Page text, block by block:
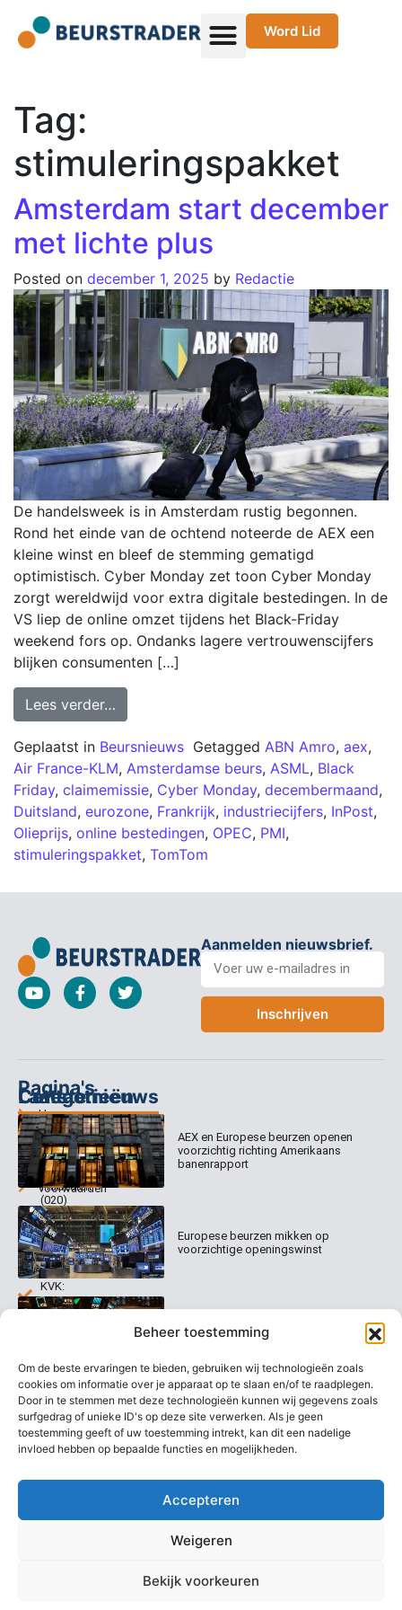
Beheer toestemming
Om de beste ervaringen te bieden, gebruiken wij technologieën zoals
cookies om informatie over je apparaat op te slaan en/of te raadplegen.
Door in te stemmen met deze technologieën kunnen wij gegevens zoals
surfgedrag of unieke ID's op deze site verwerken. Als je geen
toestemming geeft of uw toestemming intrekt, kan dit een nadelige
invloed hebben op bepaalde functies en mogelijkheden.
Accepteren
Weigeren
Bekijk voorkeuren
Word Lid
Tag:
stimuleringspakket
Amsterdam start december
met lichte plus
Posted on december 1, 2025 by Redactie
De handelsweek is in Amsterdam rustig begonnen.
Rond het einde van de ochtend noteerde de AEX een
kleine winst en bleef de stemming gematigd
optimistisch. Cyber Monday zet toon Cyber Monday
zorgt wereldwijd voor extra digitale bestedingen. In de
VS liep de online omzet tijdens het Black-Friday
weekend fors op. Ondanks lagere vertrouwenscijfers
blijken consumenten […]
Lees verder…
Geplaatst in Beursnieuws Getagged ABN Amro, aex,
Air France-KLM, Amsterdamse beurs, ASML, Black
Friday, claimemissie, Cyber Monday, decembermaand,
Duitsland, eurozone, Frankrijk, industriecijfers, InPost,
Olieprijs, online bestedingen, OPEC, PMI,
stimuleringspakket, TomTom
Aanmelden nieuwsbrief.
Inschrijven
Pagina's
Home
Abonnementen
Dagcommentaar
Tradealert
Organisatie
Contact
Categorieën
Columns
Dagcommentaar
Algemene
voorwaarden
Disclaimer
Welk
abonnement
kiezen
Contact
Keizersgracht
520
1017 EK
Amsterdam
(020)
231
0020
info@beurstrader.nl
KVK:
99197022
Laatste nieuws
AEX en Europese beurzen openen
voorzichtig richting Amerikaans
banenrapport
Europese beurzen mikken op
voorzichtige openingswinst
Europese beurzen blijven dicht bij
recordstanden
AEX nadert opnieuw zijn hoogste
niveau ooit